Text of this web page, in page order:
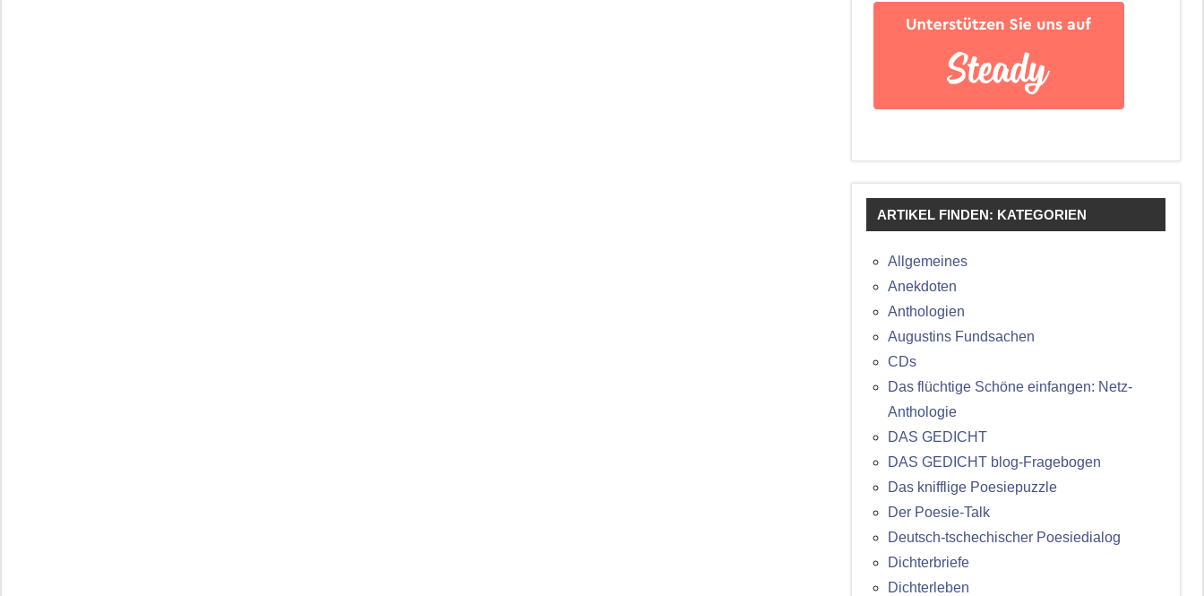
ARTIKEL FINDEN: KATEGORIEN
Allgemeines
Anekdoten
Anthologien
Augustins Fundsachen
CDs
Das flüchtige Schöne einfangen: Netz-
Anthologie
DAS GEDICHT
DAS GEDICHT blog-Fragebogen
Das knifflige Poesiepuzzle
Der Poesie-Talk
Deutsch-tschechischer Poesiedialog
Dichterbriefe
Dichterleben